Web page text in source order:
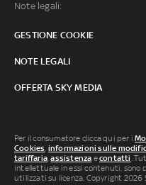
Note legali:
GESTIONE COOKIE
NOTE LEGALI
OFFERTA SKY MEDIA
Per il consumatore clicca qui per i
Cookies, informazioni sulle
tariffaria,assistenza econtatti.
intellettuale in essi contenuti, sono
utilizzati su licenza. Copyright 2026